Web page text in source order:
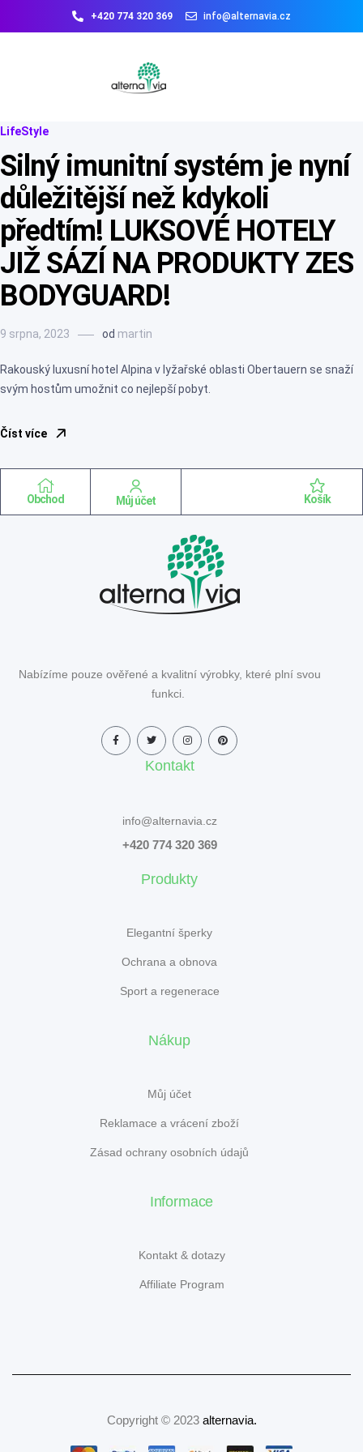
+420 774 320 369 info@alternavia.cz
LifeStyle
Silný imunitní systém je nyní
důležitější než kdykoli
předtím! LUKSOVÉ HOTELY
JIŽ SÁZÍ NA PRODUKTY ZES
BODYGUARD!
9 srpna, 2023 od martin
Rakouský luxusní hotel Alpina v lyžařské oblasti Obertauern se snaží
svým hostům umožnit co nejlepší pobyt.
Číst více
Obchod Můj účet Košík
Nabízíme pouze ověřené a kvalitní výrobky, které plní svou
funkci.
Kontakt
info@alternavia.cz
+420 774 320 369
Produkty
Elegantní šperky
Ochrana a obnova
Sport a regenerace
Nákup
Můj účet
Reklamace a vrácení zboží
Zásad ochrany osobních údajů
Informace
Kontakt & dotazy
Affiliate Program
Copyright © 2023 alternavia.